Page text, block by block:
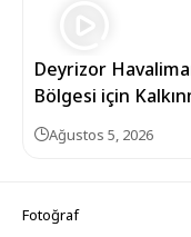
Deyrizor
Bölgesi için
Ağustos 5, 2026
Fotoğraf